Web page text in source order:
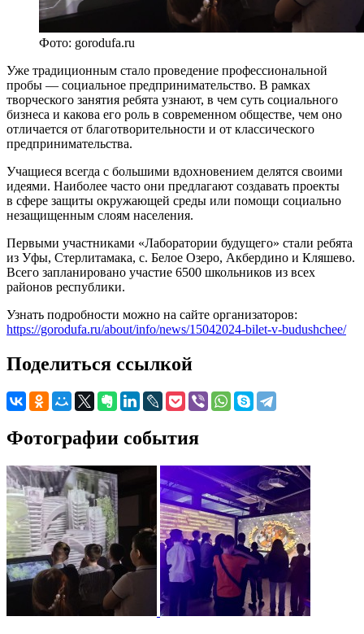
Фото: gorodufa.ru
Уже традиционным стало проведение профессиональной
пробы — социальное предпринимательство. В рамках
творческого занятия ребята узнают, в чем суть социального
бизнеса и какова его роль в современном обществе, чем оно
отличается от благотворительности и от классического
предпринимательства.
Учащиеся всегда с большими вдохновением делятся своими
идеями. Наиболее часто они предлагают создавать проекты
в сфере защиты окружающей среды или помощи социально
незащищенным слоям населения.
Первыми участниками «Лаборатории будущего» стали ребята
из Уфы, Стерлитамака, с. Белое Озеро, Акбердино и Кляшево.
Всего запланировано участие 6500 школьников из всех
районов республики.
Узнать подробности можно на сайте организаторов:
https://gorodufa.ru/about/info/news/15042024-bilet-v-budushchee/
Поделиться ссылкой
Фотографии события